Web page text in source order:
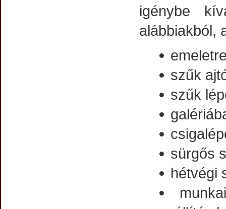
igénybe
alábbiakból,
szűk
szűk
sürgős
hétvégi